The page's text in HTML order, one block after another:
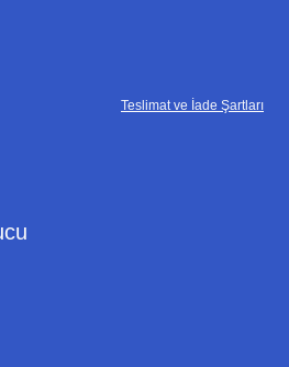
Teslimat ve İade Şartları